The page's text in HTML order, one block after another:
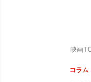
映画
コラム